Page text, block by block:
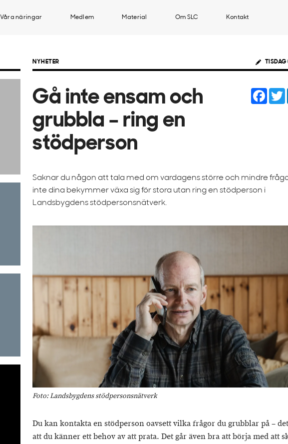
Våra näringar Medlem Material Om SLC Kontakt
NYHETER
Gå inte ensam och
grubbla – ring en
stödperson
Saknar du någon att tala med om vardagens större och mindre
inte dina bekymmer växa sig för stora utan ring en stödperson i
Landsbygdens stödpersonsnätverk.
Foto: Landsbygdens stödpersonsnätverk
Du kan kontakta en stödperson oavsett vilka frågor du grubblar på –
att du känner ett behov av att prata. Det går även bra att börja med att